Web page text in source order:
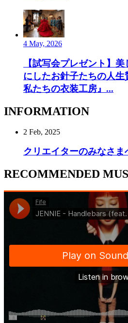
4 May, 2026
【試写会プレゼント】
にしたお針子たちの人
私たちの衣装工房』...
INFORMATION
2 Feb, 2025
クリエイターのみなさ
RECOMMENDED